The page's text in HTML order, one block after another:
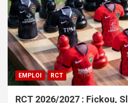
EMPLOI RCT
RCT 2026/2027 : Fickou,